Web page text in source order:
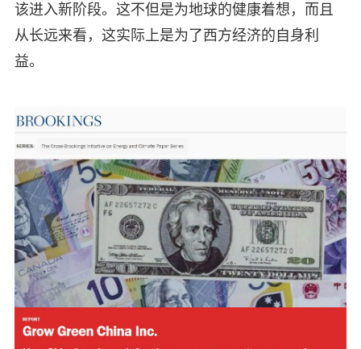
该进入新阶段。这不但是为地球的健康着想，而且
从长远来看，这实际上是为了西方经济的自身利
益。